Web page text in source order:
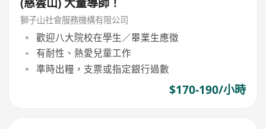
獅子山社會服務機構有限公司
歡迎八大院校在學生／畢業生應徵
有耐性、熱愛兒童工作
準時出糧，支票或指定銀行過數
$170-190/小時